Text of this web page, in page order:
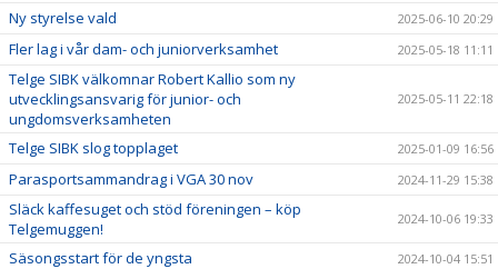
Ny styrelse vald 2025-06-10 20:29
Fler lag i vår dam- och juniorverksamhet 2025-05-18 11:11
Telge SIBK välkomnar Robert Kallio som ny
utvecklingsansvarig för junior- och
ungdomsverksamheten
2025-05-11 22:18
Telge SIBK slog topplaget 2025-01-09 16:56
Parasportsammandrag i VGA 30 nov 2024-11-29 15:38
Släck kaffesuget och stöd föreningen – köp
Telgemuggen!
2024-10-06 19:33
Säsongsstart för de yngsta 2024-10-04 15:51